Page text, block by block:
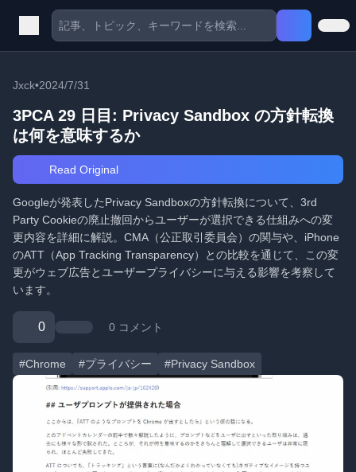
Jxck•2024/7/31
3PCA 29 日目: Privacy Sandbox の方針転換
は何を意味するか
Read Original
Googleが発表したPrivacy Sandboxの方針転換について、3rd
Party Cookieの廃止撤回からユーザーが選択できる仕組みへの変
更内容を詳細に解説。CMA（公正取引委員会）の関与や、iPhone
のATT（App Tracking Transparency）との比較を通じて、この変
更がウェブ広告とユーザープライバシーに与える影響を考察して
います。
0 0 コメント
#Chrome #プライバシー #Privacy Sandbox